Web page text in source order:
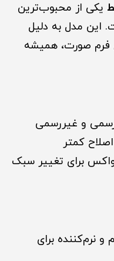
یکی از محبوب‌ترین
این مدل به دلیل
فرم صورت، همیشه
و غیررسمی
کمتر
واکس برای تغییر سبک
و نرم‌کننده برای